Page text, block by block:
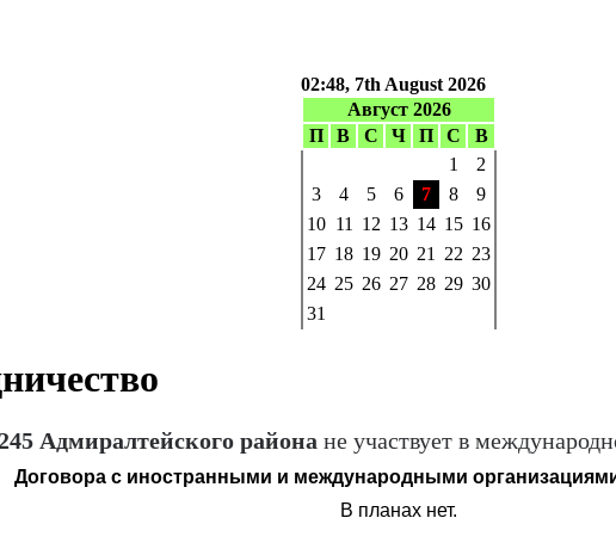
02:48, 7th August 2026
Август 2026
П
В С Ч П С
В
1
2
3
4 5 6 7 8
9
10 11 12 13 14 15 16
17 18 19 20 21 22 23
24 25 26 27 28 29 30
31
Адмиралтейского района не участвует в
Договора с иностранными и международными
В планах нет.